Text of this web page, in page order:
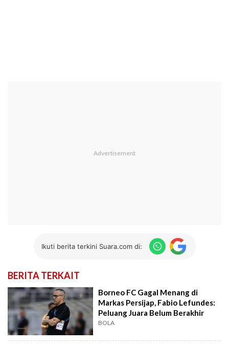
Ikuti berita terkini Suara.com di:
BERITA TERKAIT
Borneo FC Gagal Menang di
Markas Persijap, Fabio Lefundes:
Peluang Juara Belum Berakhir
BOLA